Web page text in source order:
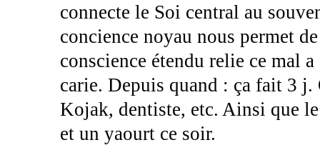
connecte le Soi central au
concience noyau nous permet
conscience étendu relie ce mal
carie. Depuis quand : ça fait 3
Kojak, dentiste, etc. Ainsi que
et un yaourt ce soir.